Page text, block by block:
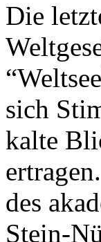
Die
sich
kalte
des
Stein-